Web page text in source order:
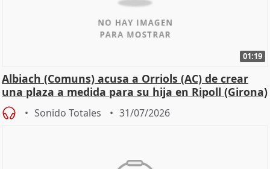
01:19
Albiach (Comuns) acusa a Orriols (AC) de crear
una plaza a medida para su hija en Ripoll (Girona)
Sonido Totales 31/07/2026